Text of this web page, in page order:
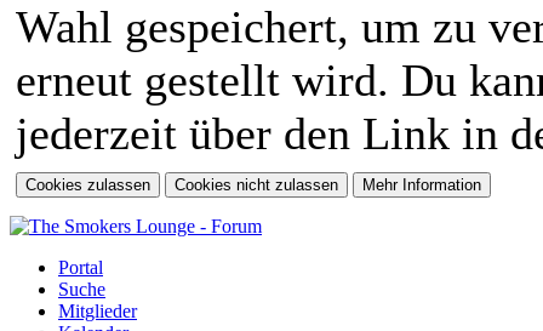
Wahl gespeichert, um zu
erneut gestellt wird. Du
jederzeit über den Link in
Portal
Suche
Mitglieder